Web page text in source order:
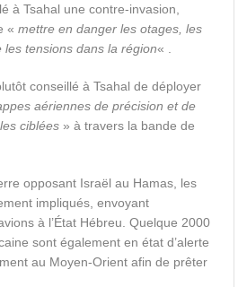
à Tsahal une contre-invasion,
«mettre en danger les otages, les
les tensions dans la région« .
conseillé à Tsahal de déployer
aériennes de précision et de
ciblées » à travers la bande de
opposant Israël au Hamas, les
impliqués, envoyant
à l’État Hébreu. Quelque 2000
sont également en état d’alerte
au Moyen-Orient afin de prêter